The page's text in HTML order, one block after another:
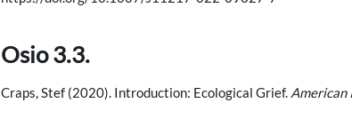
Osio 3.3.
Craps, Stef (2020). Introduction: Ecological Grief. American